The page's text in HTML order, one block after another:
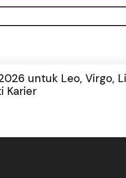
untuk Leo, Virgo,
Karier